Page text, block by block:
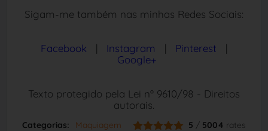
Sigam-me também nas minhas Redes Sociais:
Facebook | Instagram | Pinterest
|
Google+
Texto protegido pela Lei nº 9610/98 - Direitos
autorais.
Categorias: Maquiagem 5 / 5004 rates